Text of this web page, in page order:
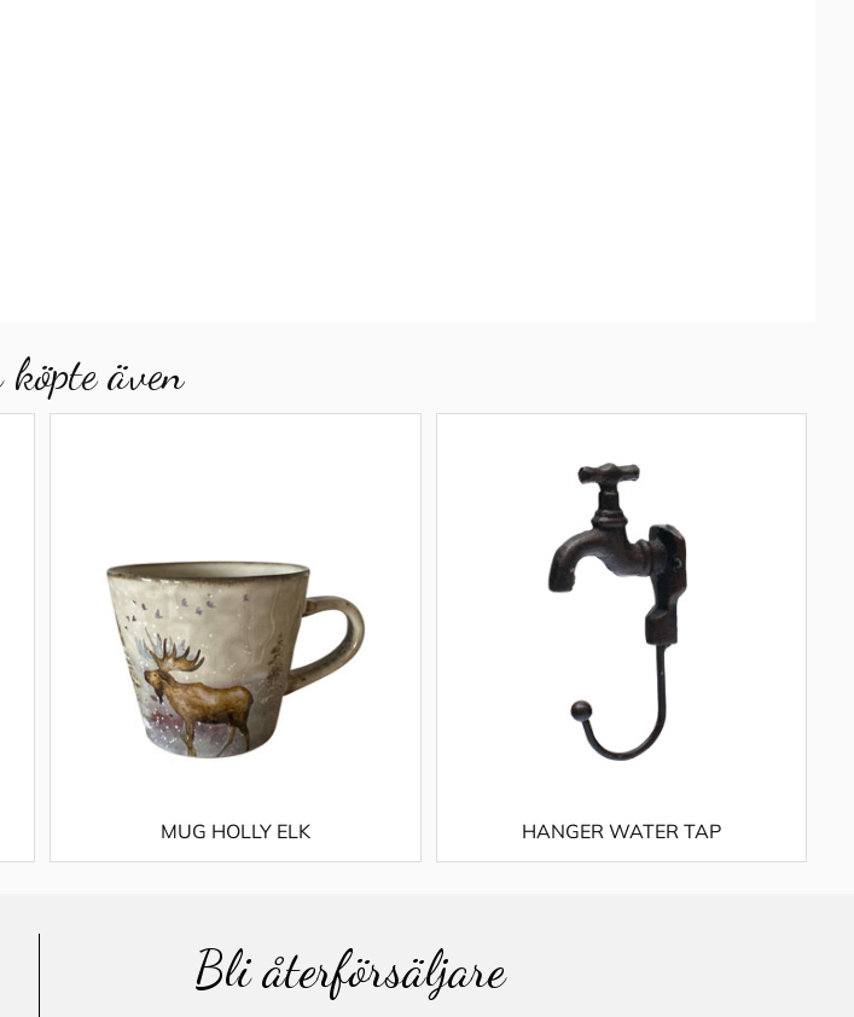
även
MUG HOLLY ELK HANGER WATER TAP
Bli återförsäljare